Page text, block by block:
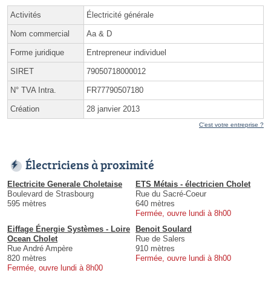
Activités Électricité générale
Nom commercial Aa & D
Forme juridique Entrepreneur individuel
SIRET 79050718000012
N° TVA Intra. FR77790507180
Création 28 janvier 2013
C'est votre entreprise ?
Électriciens à proximité
Electricite Generale Choletaise
Boulevard de Strasbourg
595 mètres
ETS Métais - électricien Cholet
Rue du Sacré-Coeur
640 mètres
Fermée, ouvre lundi à 8h00
Eiffage Énergie Systèmes - Loire
Ocean Cholet
Rue André Ampère
820 mètres
Fermée, ouvre lundi à 8h00
Benoit Soulard
Rue de Salers
910 mètres
Fermée, ouvre lundi à 8h00